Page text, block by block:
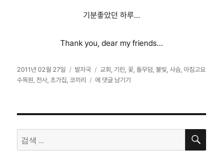
기분좋았던 하루…
Thank you, dear my friends…
작
성
2011년 02월 27일
카
테
발자국
태
그
교회 ,기린 ,꽃 ,돌무덤 ,불빛 ,사슴 ,아침고요
수목원 ,천사 초가집 ,코끼리
2
섯
째
에 댓글 남기기
색:
검